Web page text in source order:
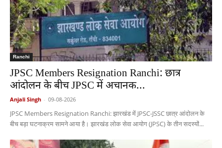
Ranchi
JPSC Members Resignation Ranchi: छात्र
आंदोलन के बीच JPSC में अचानक...
Anjali Singh - 09-08-2026
JPSC Members Resignation Ranchi: झारखंड में JPSC-JSSC छात्र आंदोलन के
बीच बड़ा घटनाक्रम सामने आया है। झारखंड लोक सेवा आयोग (JPSC) के तीन सदस्यों...